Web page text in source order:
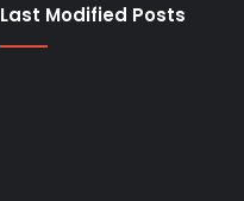
Last Modified Posts